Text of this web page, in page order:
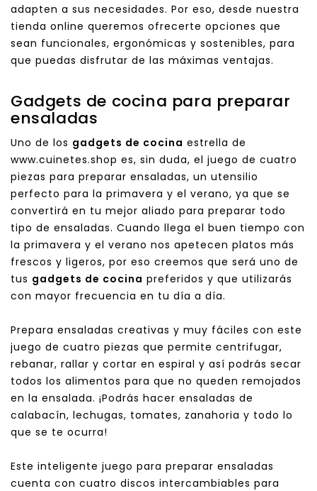
adapten a sus necesidades. Por eso, desde nuestra
tienda online queremos ofrecerte opciones que
sean funcionales, ergonómicas y sostenibles, para
que puedas disfrutar de las máximas ventajas.
Gadgets de cocina para preparar
ensaladas
Uno de los gadgets de cocina estrella de
www.cuinetes.shop es, sin duda, el juego de cuatro
piezas para preparar ensaladas, un utensilio
perfecto para la primavera y el verano, ya que se
convertirá en tu mejor aliado para preparar todo
tipo de ensaladas. Cuando llega el buen tiempo con
la primavera y el verano nos apetecen platos más
frescos y ligeros, por eso creemos que será uno de
tus gadgets de cocina preferidos y que utilizarás
con mayor frecuencia en tu día a día.
Prepara ensaladas creativas y muy fáciles con este
juego de cuatro piezas que permite centrifugar,
rebanar, rallar y cortar en espiral y así podrás secar
todos los alimentos para que no queden remojados
en la ensalada. ¡Podrás hacer ensaladas de
calabacín, lechugas, tomates, zanahoria y todo lo
que se te ocurra!
Este inteligente juego para preparar ensaladas
cuenta con cuatro discos intercambiables para